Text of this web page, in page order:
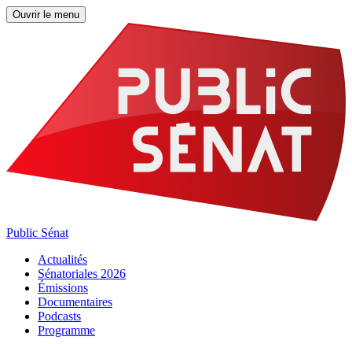
Ouvrir le menu
Public Sénat
Actualités
Sénatoriales 2026
Émissions
Documentaires
Podcasts
Programme